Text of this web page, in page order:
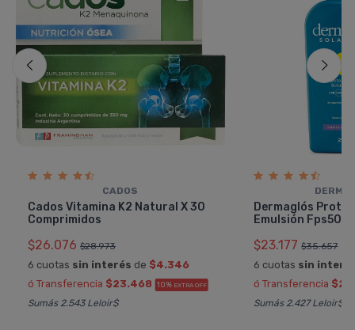
CADOS
Cados Vitamina K2 Natural X 30
Comprimidos
$26.076 $28.973
6 cuotas sin interés de $4.346
ó Transferencia $23.468 10% EXTRA OFF
Sumás 2.543 Leloir$
Dermaglós
Emulsión Fps50 X
$23.177 $35.657
6 cuotas sin
ó Transferencia
Sumás 2.427 Leloir$